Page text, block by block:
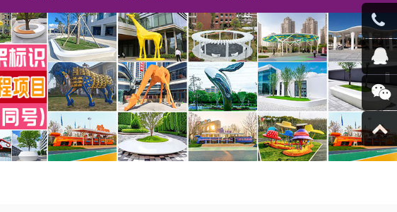
客服微